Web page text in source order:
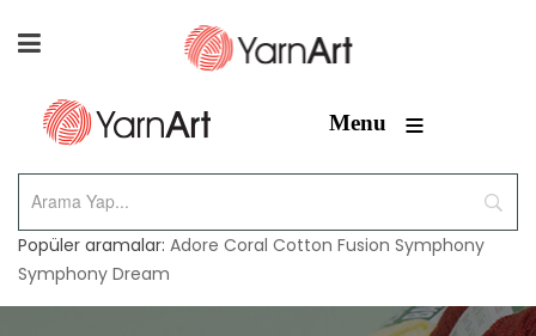
Menu ≡
Popüler aramalar: Adore Coral Cotton Fusion Symphony
Symphony Dream